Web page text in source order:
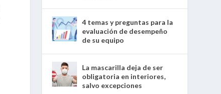
4 temas y preguntas para la
evaluación de desempeño
de su equipo
La mascarilla deja de ser
obligatoria en interiores,
salvo excepciones